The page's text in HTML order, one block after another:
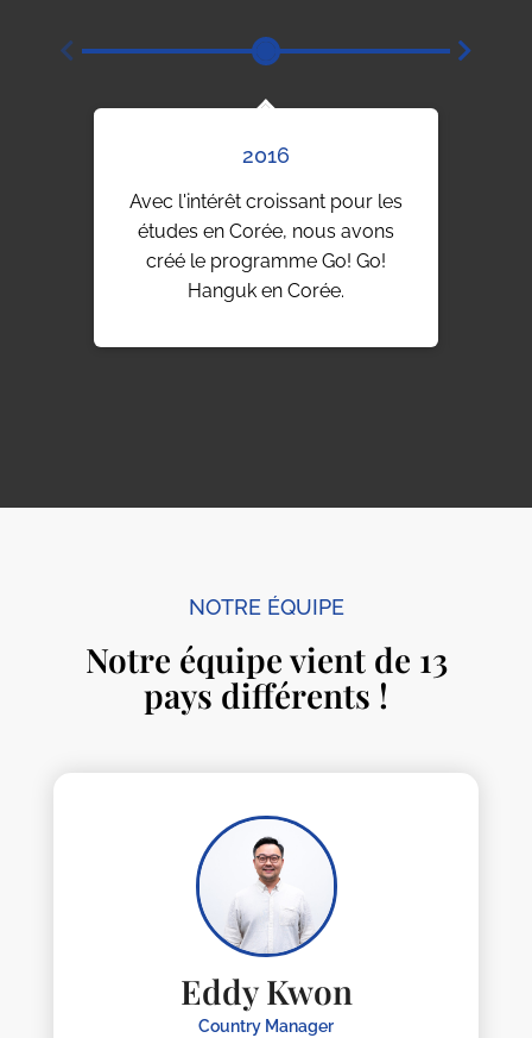
2016
Avec l'intérêt croissant pour les
études en Corée, nous avons
créé le programme Go! Go!
Hanguk en Corée.
NOTRE ÉQUIPE
Notre équipe vient de 13
pays différents !
Eddy Kwon
Country Manager